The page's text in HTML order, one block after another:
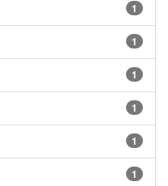
1
1
1
1
1
1